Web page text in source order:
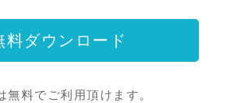
料ダウンロード
無料でご利用頂けます。